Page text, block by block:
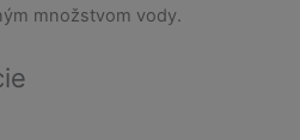
množstvom vody.